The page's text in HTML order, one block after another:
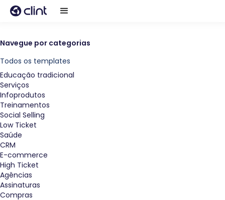
Navegue por categorias
Todos os templates
Educação tradicional
Serviços
Infoprodutos
Treinamentos
Social Selling
Low Ticket
Saúde
CRM
E-commerce
High Ticket
Agências
Assinaturas
Compras